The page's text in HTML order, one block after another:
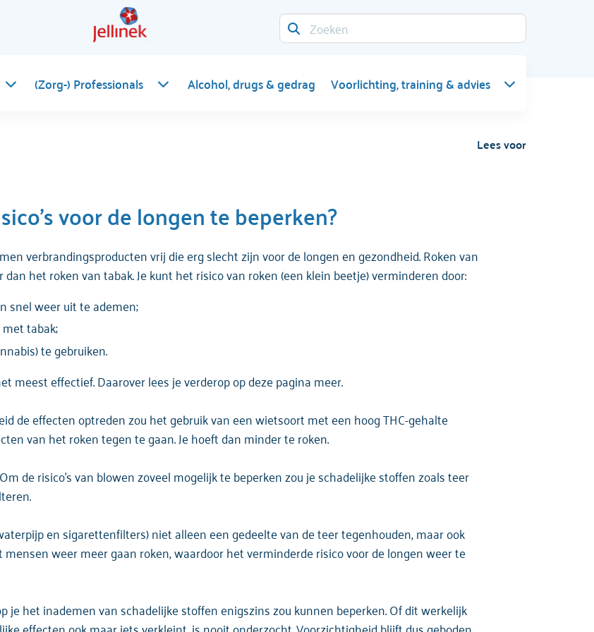
(Zorg-) Professionals Alcohol, drugs & gedrag Voorlichting, training & advies
Lees voor
voor de longen te beperken?
verbrandingsproducten vrij die erg slecht zijn voor de longen en gezondheid. Roken van
het roken van tabak. Je kunt het risico van roken (een klein beetje) verminderen door:
snel weer uit te ademen;
tabak;
te gebruiken.
meest effectief. Daarover lees je verderop op deze pagina meer.
de effecten optreden zou het gebruik van een wietsoort met een hoog THC-gehalte
van het roken tegen te gaan. Je hoeft dan minder te roken.
de risico's van blowen zoveel mogelijk te beperken zou je schadelijke stoffen zoals teer
en sigarettenfilters) niet alleen een gedeelte van de teer tegenhouden, maar ook
mensen weer meer gaan roken, waardoor het verminderde risico voor de longen weer te
het inademen van schadelijke stoffen enigszins zou kunnen beperken. Of dit werkelijk